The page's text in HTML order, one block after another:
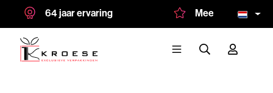
64 jaar ervaring Meer dan 1.500